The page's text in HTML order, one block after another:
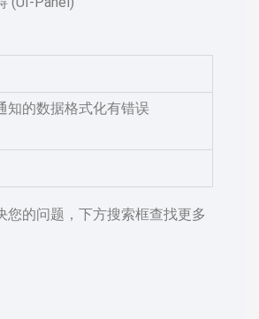
知的数据格式化有错误
您的问题，下方搜索框查找更多